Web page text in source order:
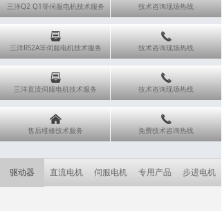
낀
售后维修技术服务
끅
免费技术咨询热线
三洋Q2 Q1等伺服电机技术服务 技术咨询现场热线
뀣
三洋RS2A等伺服电机技术服务
끅
技术咨询现场热线
뀣
三洋直流伺服电机技术服务
끅
技术咨询现场热线
驱动器 直流电机 伺服电机 专用产品 步进电机